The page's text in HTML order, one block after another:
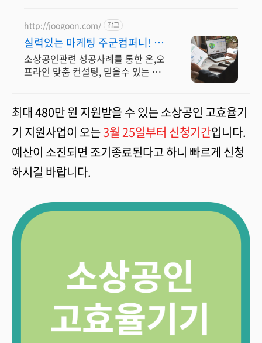
http://joogoon.com/ 광고
실력있는 마케팅 주군컴퍼니! 광
고 성과는 톡톡히!
소상공인관련 성공사례를 통한 온,오
프라인 맞춤 컨설팅, 믿을수 있는 공
최대 480만 원 지원받을 수 있는 소상공인 고효율기
기 지원사업이 오는3월 25일부터 신청기간입니다.
예산이 소진되면 조기종료된다고 하니 빠르게 신청
하시길 바랍니다.